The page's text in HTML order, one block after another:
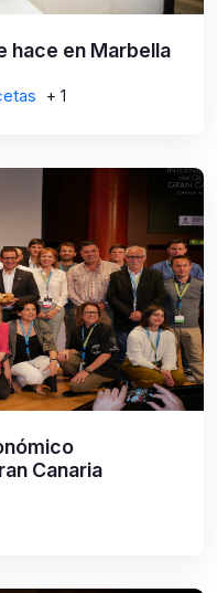
hace en Marbella
+ 1
Canaria